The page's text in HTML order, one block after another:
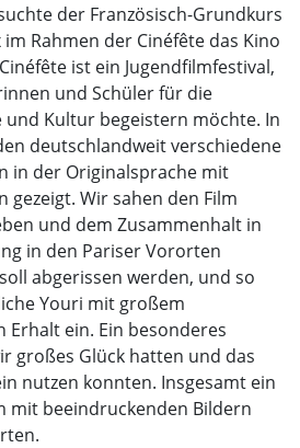
der Französisch-Grundkurs
Rahmen der Cinéfête das Kino
ist ein Jugendfilmfestival,
und Schüler für die
und Kultur begeistern möchte. In
deutschlandweit verschiedene
in der Originalsprache mit
Wir sahen den Film
und dem Zusammenhalt in
in den Pariser Vororten
abgerissen werden, und so
Youri mit großem
Erhalt ein. Ein besonderes
großes Glück hatten und das
nutzen konnten. Insgesamt ein
mit beeindruckenden Bildern